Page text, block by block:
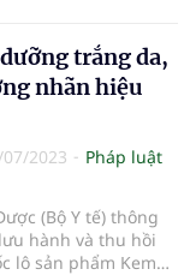
Cream With
không đạt chất
này của công ty
xuất và Công ty
mại Thành Công
phân phối sản
trắng da,
nhãn hiệu
2023
Pháp luật
(Bộ Y tế) thông
hành và thu hồi
lô sản phẩm Kem